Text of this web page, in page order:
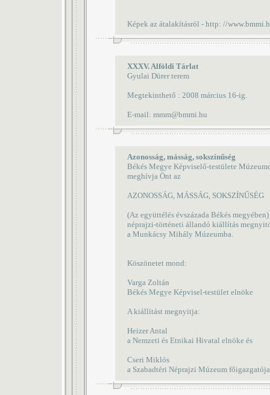
Képek az átalakításról - http: //
XXXV. Alföldi Tárlat
Gyulai Dürer terem
Megtekinthető : 2008 március 16-ig.
E-mail: mmm@bmmi.hu
Azonosság, másság, sokszínűség
Békés Megye Képviselő-testülete
meghívja Önt az
AZONOSSÁG, MÁSSÁG, SOKSZÍNŰSÉG
(Az együttélés évszázada Békés
néprajzi-történeti állandó kiállítás
a Munkácsy Mihály Múzeumba.
Köszönetet mond:
Varga Zoltán
Békés Megye Képvisel-testület elnöke
A kiállítást megnyitja:
Heizer Antal
a Nemzeti és Etnikai Hivatal elnöke és
Cseri Miklós
a Szabadtéri Néprajzi Múzeum